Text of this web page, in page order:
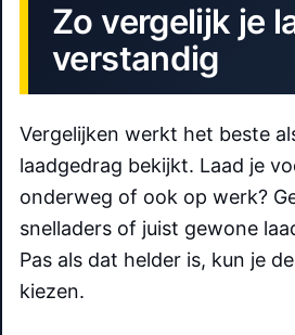
Zo vergelijk je
verstandig
Vergelijken werkt het beste
laadgedrag bekijkt. Laad je
onderweg of ook op werk?
snelladers of juist gewone
Pas als dat helder is, kun je
kiezen.